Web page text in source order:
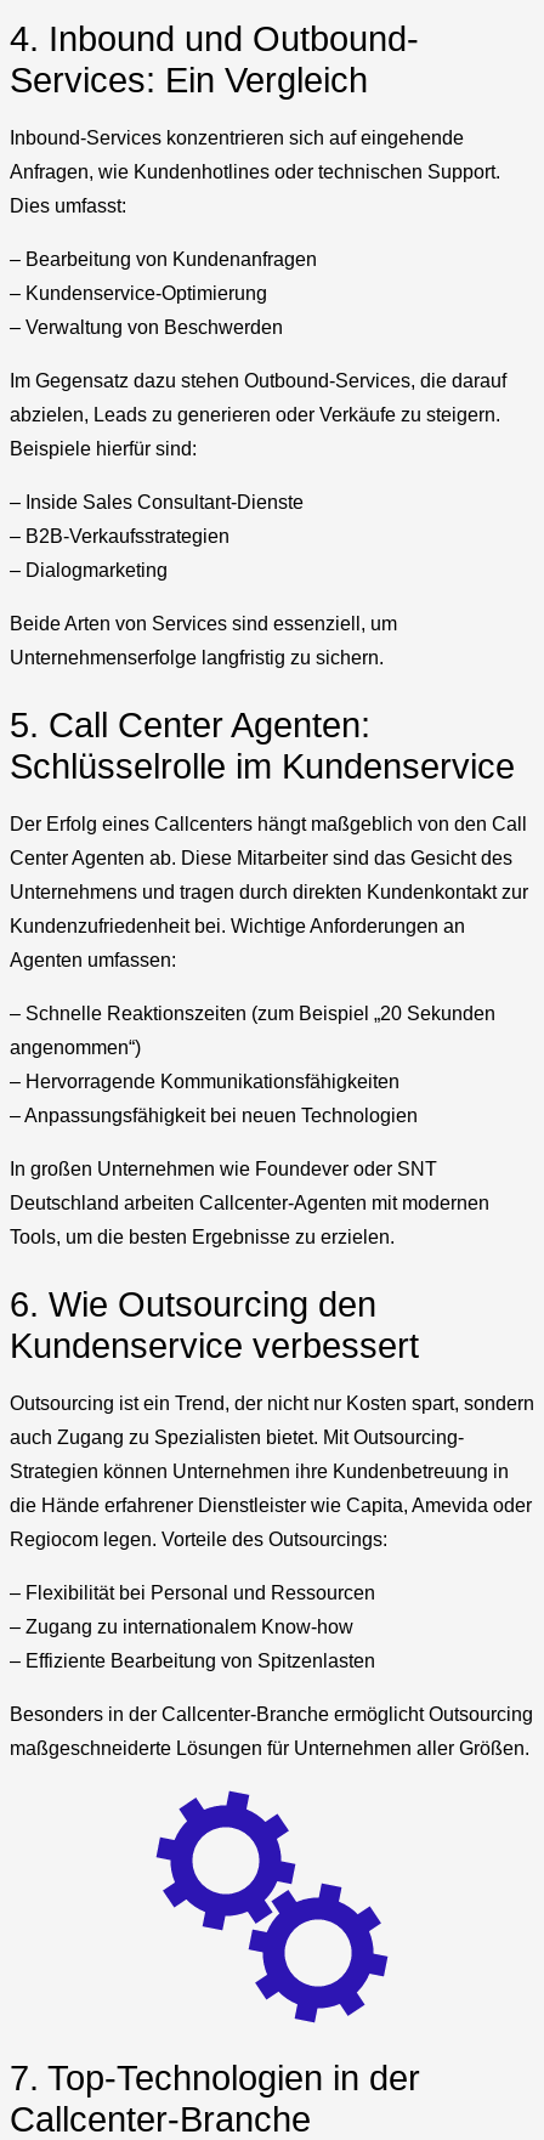
4. Inbound und Outbound-
Services: Ein Vergleich
Inbound-Services konzentrieren sich auf eingehende
Anfragen, wie Kundenhotlines oder technischen Support.
Dies umfasst:
– Bearbeitung von Kundenanfragen
– Kundenservice-Optimierung
– Verwaltung von Beschwerden
Im Gegensatz dazu stehen Outbound-Services, die darauf
abzielen, Leads zu generieren oder Verkäufe zu steigern.
Beispiele hierfür sind:
– Inside Sales Consultant-Dienste
– B2B-Verkaufsstrategien
– Dialogmarketing
Beide Arten von Services sind essenziell, um
Unternehmenserfolge langfristig zu sichern.
5. Call Center Agenten:
Schlüsselrolle im Kundenservice
Der Erfolg eines Callcenters hängt maßgeblich von den Call
Center Agenten ab. Diese Mitarbeiter sind das Gesicht des
Unternehmens und tragen durch direkten Kundenkontakt zur
Kundenzufriedenheit bei. Wichtige Anforderungen an
Agenten umfassen:
– Schnelle Reaktionszeiten (zum Beispiel „20 Sekunden
angenommen“)
– Hervorragende Kommunikationsfähigkeiten
– Anpassungsfähigkeit bei neuen Technologien
In großen Unternehmen wie Foundever oder SNT
Deutschland arbeiten Callcenter-Agenten mit modernen
Tools, um die besten Ergebnisse zu erzielen.
6. Wie Outsourcing den
Kundenservice verbessert
Outsourcing ist ein Trend, der nicht nur Kosten spart, sondern
auch Zugang zu Spezialisten bietet. Mit Outsourcing-
Strategien können Unternehmen ihre Kundenbetreuung in
die Hände erfahrener Dienstleister wie Capita, Amevida oder
Regiocom legen. Vorteile des Outsourcings:
– Flexibilität bei Personal und Ressourcen
– Zugang zu internationalem Know-how
– Effiziente Bearbeitung von Spitzenlasten
Besonders in der Callcenter-Branche ermöglicht Outsourcing
maßgeschneiderte Lösungen für Unternehmen aller Größen.
7. Top-Technologien in der
Callcenter-Branche